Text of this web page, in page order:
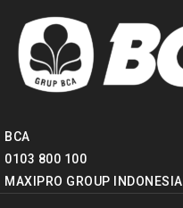
BCA
0103 800 100
MAXIPRO GROUP INDONESIA